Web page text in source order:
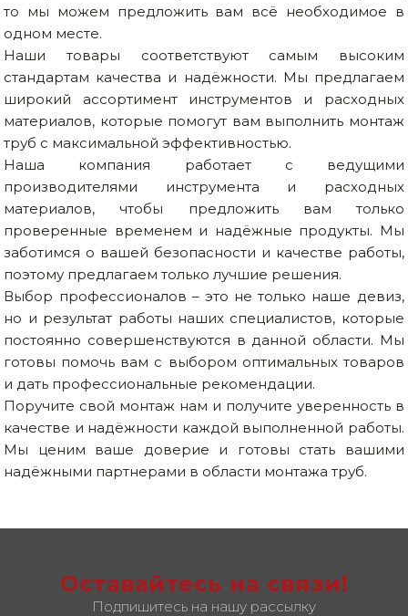
то мы можем предложить вам всё необходимое в
одном месте.
Наши товары соответствуют самым высоким
стандартам качества и надёжности. Мы предлагаем
широкий ассортимент инструментов и расходных
материалов, которые помогут вам выполнить монтаж
труб с максимальной эффективностью.
Наша компания работает с ведущими
производителями инструмента и расходных
материалов, чтобы предложить вам только
проверенные временем и надёжные продукты. Мы
заботимся о вашей безопасности и качестве работы,
поэтому предлагаем только лучшие решения.
Выбор профессионалов – это не только наше девиз,
но и результат работы наших специалистов, которые
постоянно совершенствуются в данной области. Мы
готовы помочь вам с выбором оптимальных товаров
и дать профессиональные рекомендации.
Поручите свой монтаж нам и получите уверенность в
качестве и надёжности каждой выполненной работы.
Мы ценим ваше доверие и готовы стать вашими
надёжными партнерами в области монтажа труб.
Оставайтесь на связи!
Подпишитесь на нашу рассылку